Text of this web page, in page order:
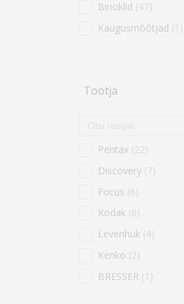
Binoklid (47)
Kaugusmõõtjad (1)
Tootja
Pentax (22)
Discovery (7)
Focus (6)
Kodak (6)
Levenhuk (4)
Kenko (2)
BRESSER (1)